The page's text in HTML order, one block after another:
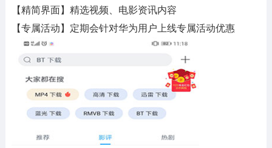
【精简界面】精选视频、电影资讯内容
【专属活动】定期会针对华为用户上线专属活动优惠